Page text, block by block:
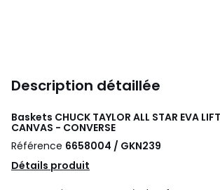
Description détaillée
Baskets CHUCK TAYLOR ALL STAR EVA
CANVAS - CONVERSE
Référence 6658004 / GKN239
Détails produit